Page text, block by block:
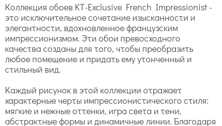
Коллекция обоев KT-Exclusive French Impressionist -
это исключительное сочетание изысканности и
элегантности, вдохновленное французским
импрессионизмом. Эти обои превосходного
качества созданы для того, чтобы преобразить
любое помещение и придать ему утонченный и
стильный вид.
Каждый рисунок в этой коллекции отражает
характерные черты импрессионистического стиля:
мягкие и нежные оттенки, игра света и тени,
абстрактные формы и динамичные линии. Благодаря